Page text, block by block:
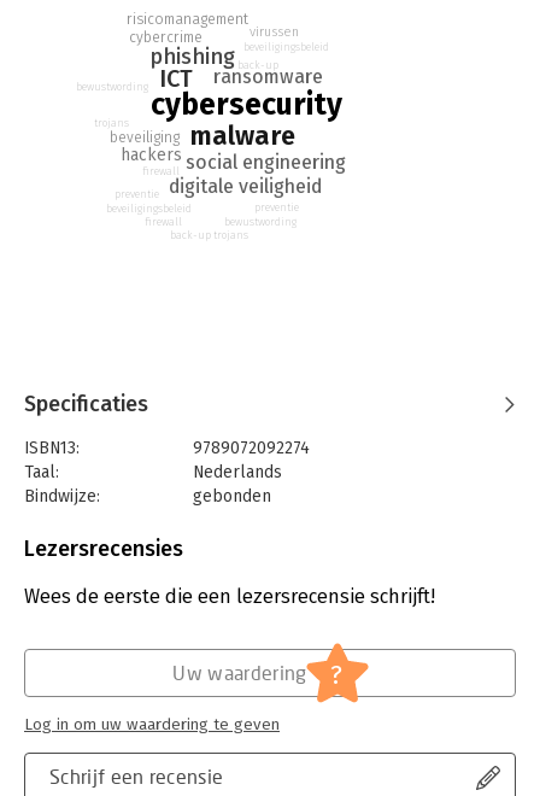
de digitale snelweg tegenkomt. Met al die kennis kunt u
vervolgens maatregelen nemen om die digitale narigheid
buiten de deur te houden. En om er geen slachtoffer van te
cybersecurity
malware
ICT
phishing
social engineering
digitale veiligheid
ransomware
hackers
beveiliging
cybercrime
risicomanagement
virussen
back-up
firewall
beveiligingsbeleid
preventie
bewustwording
trojans
back-up
firewall
beveiligingsbeleid
preventie
bewustwording
trojans
Specificaties
ISBN13:
9789072092274
Taal:
Nederlands
Bindwijze:
gebonden
Uitgever:
Verschijningsdatum:
20-10-2022
IT-management / ICT
Strafrecht - Computercriminaliteit (incl.
phishing, ddos)
Lezersrecensies
Wees de eerste die een lezersrecensie schrijft!
Schrijf een recensie
Uw waardering ?
Log in om uw waardering te geven